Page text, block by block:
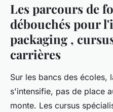
Les parcours de
débouchés pour
packaging ,
carrières
Sur les bancs des écoles,
s'intensifie, pas de place
monte. Les cursus